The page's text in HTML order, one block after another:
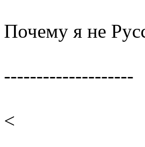
Почему я не
--------------------
<